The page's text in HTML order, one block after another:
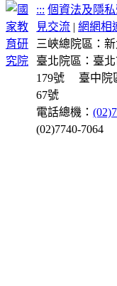
::: 個資法及隱私
見交流 |網網相
三峽總院區：
臺北院區：臺
179號
臺中院
67號
電話總機：
(02)7740-7064